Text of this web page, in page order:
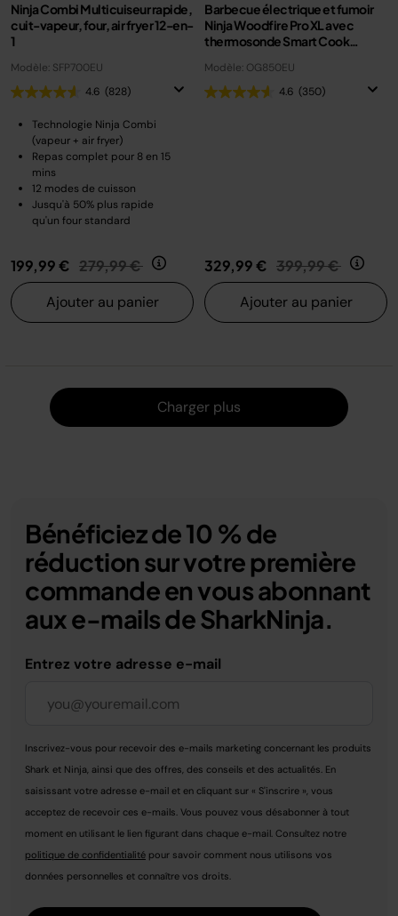
Ninja Combi Multicuiseur rapide,
cuit-vapeur, four, air fryer 12-en-
1
Modèle: SFP700EU
4.6 (828)
Technologie Ninja Combi
(vapeur + air fryer)
Repas complet pour 8 en 15
mins
12 modes de cuisson
Jusqu'à 50% plus rapide
qu'un four standard
199,99 € Prix réduit de
279,99 € au
Ajouter au panier
Barbecue électrique et fumoir
Ninja Woodfire Pro XL avec
thermosonde Smart Cook
Modèle: OG850EU
4.6 (350)
329,99 € Prix réduit de
399,99 € au
Ajouter au panier
Charger plus
Bénéficiez de 10 % de
réduction sur votre première
commande en vous abonnant
aux e-mails de SharkNinja.
Entrez votre adresse e-mail
Inscrivez-vous pour recevoir des e-mails marketing concernant les produits
Shark et Ninja, ainsi que des offres, des conseils et des actualités. En
saisissant votre adresse e-mail et en cliquant sur « S'inscrire », vous
acceptez de recevoir ces e-mails. Vous pouvez vous désabonner à tout
moment en utilisant le lien figurant dans chaque e-mail. Consultez notre
politique de confidentialité pour savoir comment nous utilisons vos
données personnelles et connaître vos droits.